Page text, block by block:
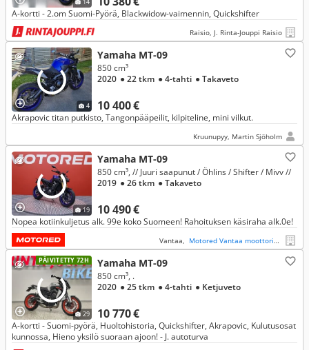
A-kortti - 2.om Suomi-Pyörä, Blackwidow-vaimennin, Quickshifter
Raisio, J. Rinta-Jouppi Raisio
4
Yamaha MT-09
10 400 €
850 cm³
2020 ● 22 tkm ● 4-tahti ● Takaveto
Akrapovic titan putkisto, Tangonpääpeilit, kilpiteline, mini vilkut.
Kruunupyy, Martin Sjöholm
19
Yamaha MT-09
10 490 €
850 cm³, // Juuri saapunut / Öhlins / Shifter / Mivv //
2019 ● 26 tkm ● Takaveto
Nopea kotiinkuljetus alk. 99e koko Suomeen! Rahoituksen käsiraha alk.0e!
Vantaa, Motored Vantaa moottoripyörät
PÄIVITETTY 72H
29
Yamaha MT-09
10 770 €
850 cm³, .
2020 ● 25 tkm ● 4-tahti ● Ketjuveto
A-kortti - Suomi-pyörä, Huoltohistoria, Quickshifter, Akrapovic, Kulutusosat
kunnossa, Hieno yksilö suoraan ajoon! - J. autoturva